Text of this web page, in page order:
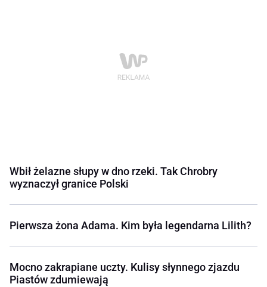
Wbił żelazne słupy w dno rzeki. Tak Chrobry
wyznaczył granice Polski
Pierwsza żona Adama. Kim była legendarna Lilith?
Mocno zakrapiane uczty. Kulisy słynnego zjazdu
Piastów zdumiewają